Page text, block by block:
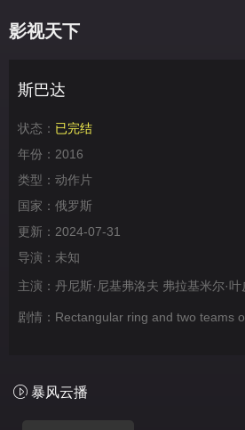
影视天下
斯巴达
状态： 已完结
年份： 2016
类型： 动作片
国家： 俄罗斯
更新： 2024-07-31
导演： 未知
主演： 丹尼斯·尼基弗洛夫 弗拉基米尔·
剧情： Rectangular ring and two teams of
暴风云播